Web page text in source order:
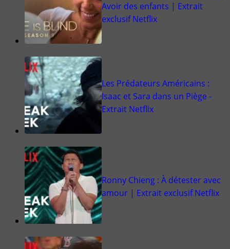
Avoir des enfants | Extrait
exclusif Netflix
Les Prédateurs Américains :
Isaac et Sara dans un Piège -
Extrait Netflix
Ronny Chieng : À détester avec
amour | Extrait exclusif Netflix